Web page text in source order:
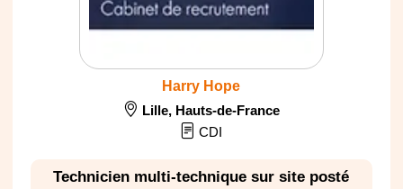
Harry Hope
Lille, Hauts-de-France
CDI
Technicien multi-technique sur site posté